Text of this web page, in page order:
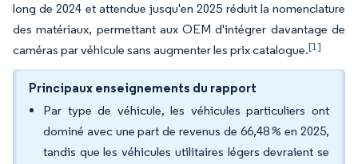
long de 2024 et attendue jusqu'en 2025 réduit la nomenclature
des matériaux, permettant aux OEM d'intégrer davantage de
caméras par véhicule sans augmenter les prix catalogue.[1]
Principaux enseignements du rapport
Par type de véhicule, les véhicules particuliers ont
dominé avec une part de revenus de 66,48 % en 2025,
tandis que les véhicules utilitaires légers devraient se